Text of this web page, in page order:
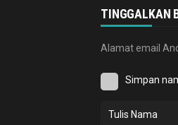
TINGGALKAN
Alamat email
Simpan